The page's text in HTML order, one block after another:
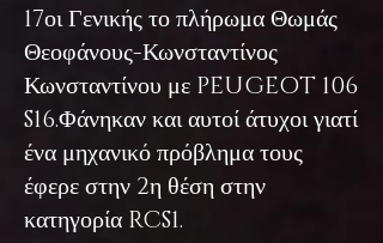
17οι Γενικής το πλήρωμα Θωμάς
Θεοφάνους-Κωνσταντίνος
Κωνσταντίνου με PEUGEOT 106
S16.Φάνηκαν και αυτοί άτυχοι γιατί
ένα μηχανικό πρόβλημα τους
έφερε στην 2η θέση στην
κατηγορία RCS1.